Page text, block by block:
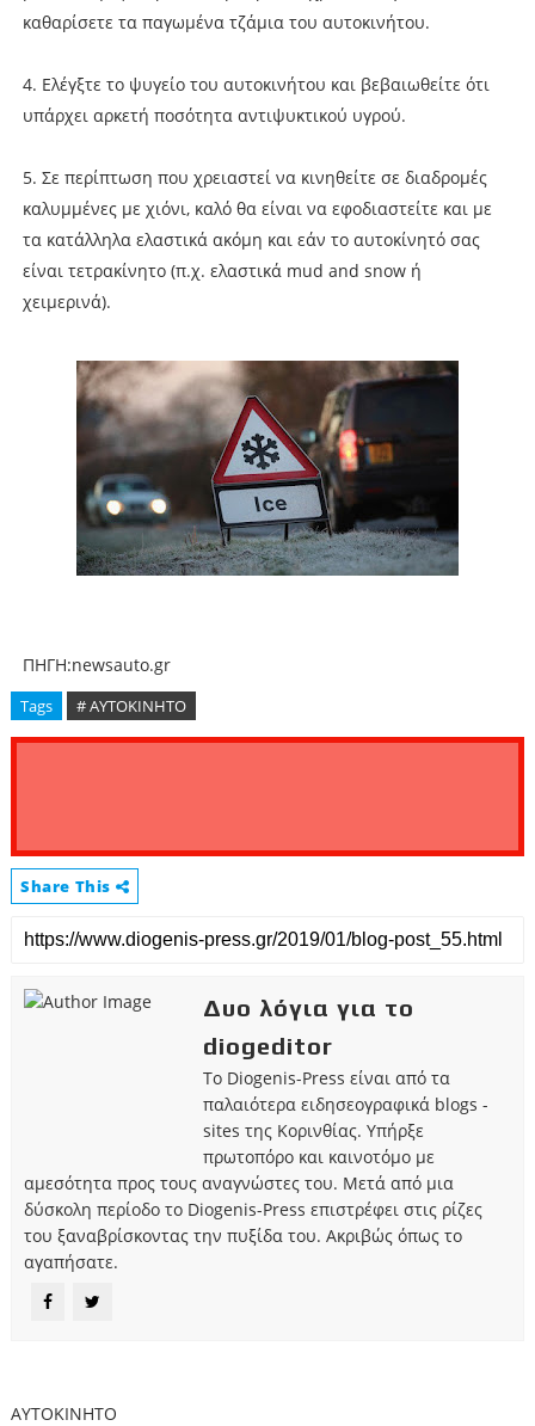
καθαρίσετε τα παγωμένα τζάμια του αυτοκινήτου.
4. Ελέγξτε το ψυγείο του αυτοκινήτου και βεβαιωθείτε ότι
υπάρχει αρκετή ποσότητα αντιψυκτικού υγρού.
5. Σε περίπτωση που χρειαστεί να κινηθείτε σε διαδρομές
καλυμμένες με χιόνι, καλό θα είναι να εφοδιαστείτε και με
τα κατάλληλα ελαστικά ακόμη και εάν το αυτοκίνητό σας
είναι τετρακίνητο (π.χ. ελαστικά mud and snow ή
χειμερινά).
ΠΗΓΗ:newsauto.gr
Tags # ΑΥΤΟΚΙΝΗΤΟ
Share This
Δυο λόγια για το
diogeditor
Το Diogenis-Press είναι από τα
παλαιότερα ειδησεογραφικά blogs -
sites της Κορινθίας. Υπήρξε
πρωτοπόρο και καινοτόμο με
αμεσότητα προς τους αναγνώστες του. Μετά από μια
δύσκολη περίοδο το Diogenis-Press επιστρέφει στις ρίζες
του ξαναβρίσκοντας την πυξίδα του. Ακριβώς όπως το
αγαπήσατε.
ΑΥΤΟΚΙΝΗΤΟ